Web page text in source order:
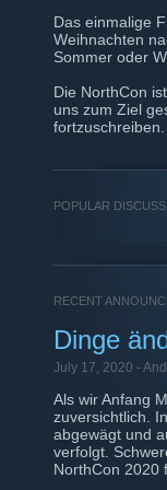
Das einmalige
Weihnachten
Sommer oder
Die NorthCon
uns zum Ziel
fortzuschreiben.
POPULAR
RECENT
Dinge
July 17, 2020 -
Als wir Anfang
zuversichtlich.
abgewägt und
verfolgt.
NorthCon 2020